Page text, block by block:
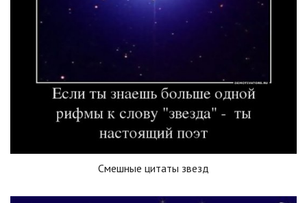
Смешные цитаты звезд